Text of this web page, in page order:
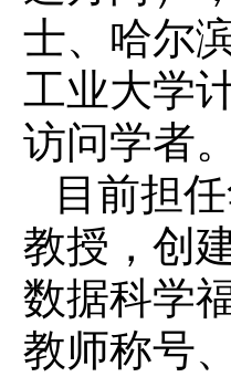
士、哈尔
工业大学
访问学者
目前担
教授，创
数据科学
教师称号